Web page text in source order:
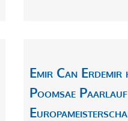
Emir Can
Poomsae